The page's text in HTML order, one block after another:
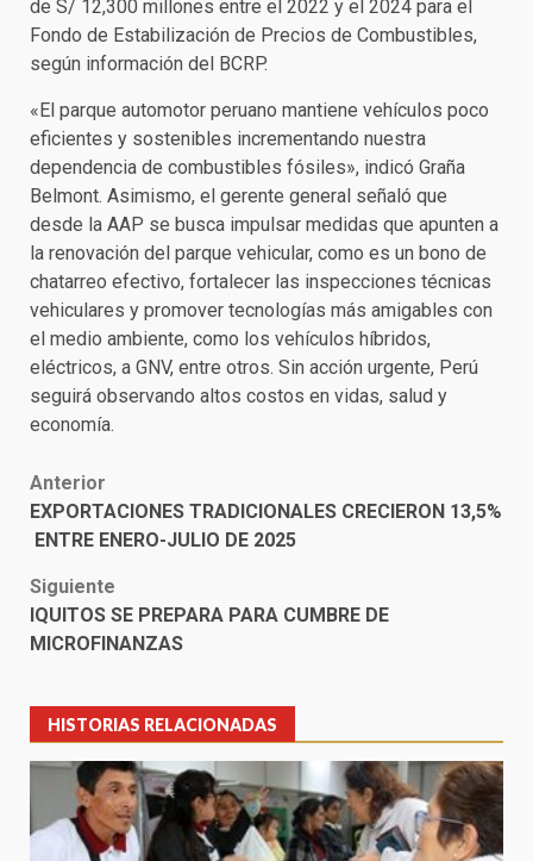
de S/ 12,300 millones entre el 2022 y el 2024 para el
Fondo de Estabilización de Precios de Combustibles,
según información del BCRP.
«El parque automotor peruano mantiene vehículos poco
eficientes y sostenibles incrementando nuestra
dependencia de combustibles fósiles», indicó Graña
Belmont. Asimismo, el gerente general señaló que
desde la AAP se busca impulsar medidas que apunten a
la renovación del parque vehicular, como es un bono de
chatarreo efectivo, fortalecer las inspecciones técnicas
vehiculares y promover tecnologías más amigables con
el medio ambiente, como los vehículos híbridos,
eléctricos, a GNV, entre otros. Sin acción urgente, Perú
seguirá observando altos costos en vidas, salud y
economía.
Post
navigation
Anterior
EXPORTACIONES TRADICIONALES CRECIERON 13,5%
ENTRE ENERO-JULIO DE 2025
Siguiente
IQUITOS SE PREPARA PARA CUMBRE DE
MICROFINANZAS
HISTORIAS RELACIONADAS